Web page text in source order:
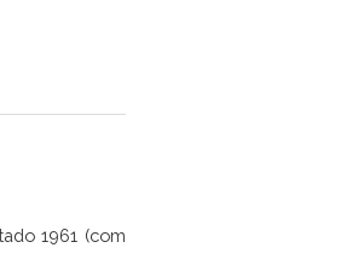
1961 (com